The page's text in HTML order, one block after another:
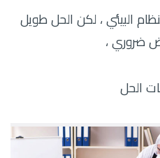
البيئي ، لكن الحل طويل
ضروري ،
الحل